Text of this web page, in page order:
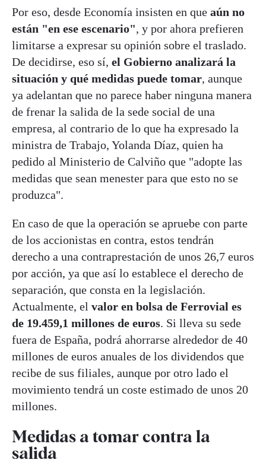
Por eso, desde Economía insisten en que aún no
están "en ese escenario", y por ahora prefieren
limitarse a expresar su opinión sobre el traslado.
De decidirse, eso sí, el Gobierno analizará la
situación y qué medidas puede tomar, aunque
ya adelantan que no parece haber ninguna manera
de frenar la salida de la sede social de una
empresa, al contrario de lo que ha expresado la
ministra de Trabajo, Yolanda Díaz, quien ha
pedido al Ministerio de Calviño que "adopte las
medidas que sean menester para que esto no se
produzca".
En caso de que la operación se apruebe con parte
de los accionistas en contra, estos tendrán
derecho a una contraprestación de unos 26,7 euros
por acción, ya que así lo establece el derecho de
separación, que consta en la legislación.
Actualmente, el valor en bolsa de Ferrovial es
de 19.459,1 millones de euros. Si lleva su sede
fuera de España, podrá ahorrarse alrededor de 40
millones de euros anuales de los dividendos que
recibe de sus filiales, aunque por otro lado el
movimiento tendrá un coste estimado de unos 20
millones.
Medidas a tomar contra la
salida